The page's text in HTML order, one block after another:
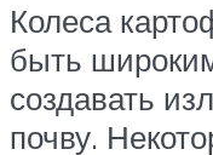
Колеса
быть
создавать
почву.